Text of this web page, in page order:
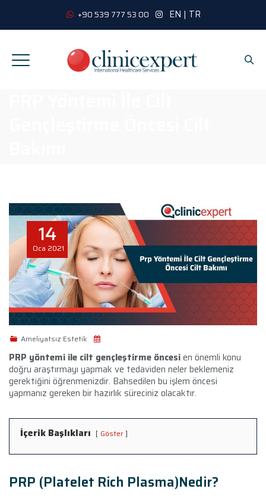
+90 539 777 53 00 EN | TR
14
Oca 2021
Ameliyatsız Estetik
PRP yöntemi ile cilt gençleştirme öncesien önemli konu
doğru araştırmayı yapmak ve tedaviden neler beklemeniz
gerektiğini öğrenmenizdir. Bahsedilen bu işlem öncesi
yapmanız gereken bir hazırlık süreciniz olacaktır.
İçerik Başlıkları Göster
PRP (Platelet Rich Plasma)Nedir?